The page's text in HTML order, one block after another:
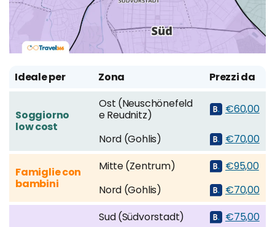
Ideale per Zona Prezzi da
Soggiorno
low cost
Ost (Neuschönefeld
e Reudnitz)
€60,00
Nord (Gohlis) €70,00
Famiglie con
bambini
Mitte (Zentrum)
€95,00
Nord (Gohlis)
€70,00
Sud (Südvorstadt)
€75,00